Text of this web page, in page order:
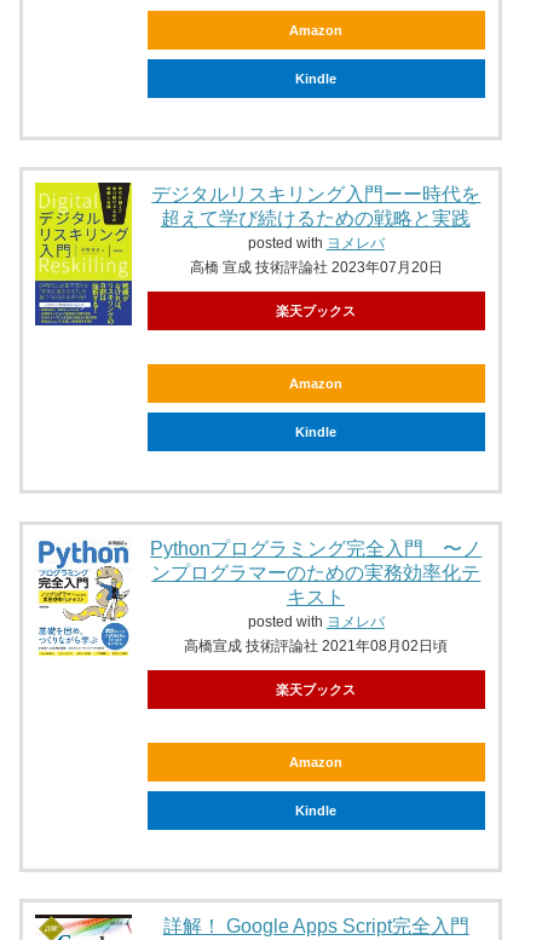
Amazon
Kindle
デジタルリスキリング入門ーー時代を
超えて学び続けるための戦略と実践
posted with ヨメレバ
高橋 宣成 技術評論社 2023年07月20日
楽天ブックス
Amazon
Kindle
Pythonプログラミング完全入門 〜ノ
ンプログラマーのための実務効率化テ
キスト
posted with ヨメレバ
高橋宣成 技術評論社 2021年08月02日頃
楽天ブックス
Amazon
Kindle
詳解！ Google Apps Script完全入門